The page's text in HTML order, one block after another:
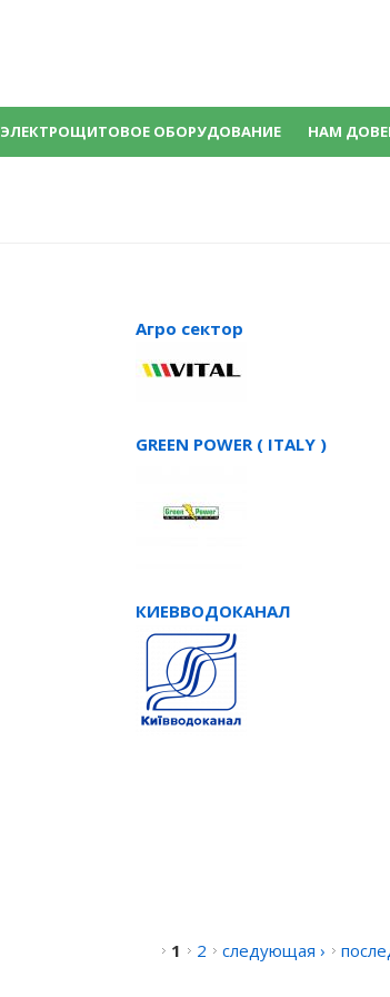
ЭЛЕКТРОЩИТОВОЕ ОБОРУДОВАНИЕ НАМ
Агро сектор
GREEN POWER ( ITALY )
КИЕВВОДОКАНАЛ
1 2 следующая ›